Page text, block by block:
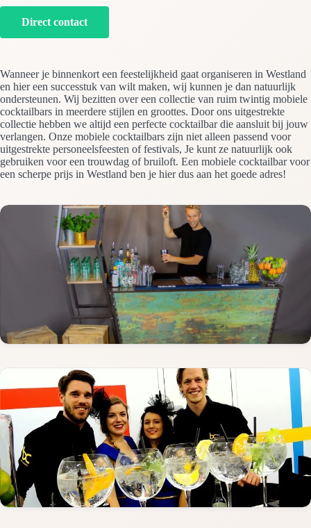
Direct contact
Wanneer je binnenkort een feestelijkheid gaat organiseren in Westland
en hier een successtuk van wilt maken, wij kunnen je dan natuurlijk
ondersteunen. Wij bezitten over een collectie van ruim twintig mobiele
cocktailbars in meerdere stijlen en groottes. Door ons uitgestrekte
collectie hebben we altijd een perfecte cocktailbar die aansluit bij jouw
verlangen. Onze mobiele cocktailbars zijn niet alleen passend voor
uitgestrekte personeelsfeesten of festivals, Je kunt ze natuurlijk ook
gebruiken voor een trouwdag of bruiloft. Een mobiele cocktailbar voor
een scherpe prijs in Westland ben je hier dus aan het goede adres!